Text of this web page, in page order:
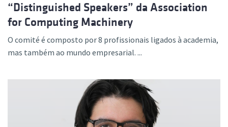
“Distinguished Speakers” da Association
for Computing Machinery
O comité é composto por 8 profissionais ligados à academia,
mas também ao mundo empresarial. ...